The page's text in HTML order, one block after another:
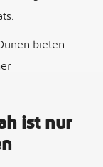
bieten
ist nur